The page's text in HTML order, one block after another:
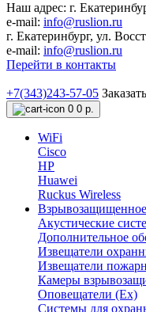
Наш адрес: г.
e-mail: info@ruslion.ru
г. Екатеринбург, ул.
e-mail: info@ruslion.ru
Перейти в контакты
+7(343)243-57-05
0 0 р.
WiFi
Cisco
HP
Huawei
Ruckus Wireless
Акустические
Дополнительное
Извещатели
Извещатели
Камеры
Оповещатели (Ex)
Системы для